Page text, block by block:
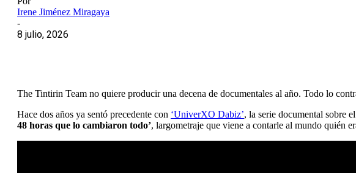
Irene Jiménez Miragaya
-
8 julio, 2026
The Tintirin Team no quiere producir una decena de documentales al año. Todo lo
Hace dos años ya sentó precedente con ‘UniverXO Dabiz’, la serie documental sobre
48 horas que lo cambiaron todo’, largometraje que viene a contarle al mundo quién